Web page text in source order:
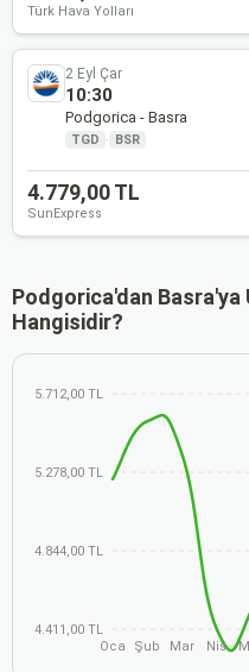
Türk Hava Yolları
2 Eyl Çar
10:30
Podgorica - Basra
TGD · BSR
4.779,00 TL
SunExpress
Podgorica'dan Basra'ya
Hangisidir?
5.712,00 TL
5.278,00 TL
4.844,00 TL
4.411,00 TL
Oca
Şub Mar Nis